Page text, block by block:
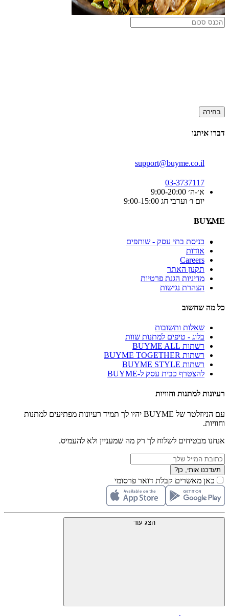
בחירה
דברו איתנו
support@buyme.co.il
03-3737117
א׳-ה׳ 9:00-20:00
יום ו׳ וערבי חג 9:00-15:00
BUYME
כניסת בתי עסק - שותפים
אודות
Careers
תקנון האתר
מדיניות הגנת פרטיות
הצהרת נגישות
כל מה שחשוב
שאלות ותשובות
בלוג - טיפים למתנות שוות
רשתות BUYME ALL
רשתות BUYME TOGETHER
רשתות BUYME STYLE
להצטרף כבית עסק ל-BUYME
רעיונות למתנות וחוויות
עם הניוזלטר של BUYME יהיו לך תמיד רעיונות מפתיעים למתנות
וחוויות.
אנחנו מבטיחים לשלוח לך רק מה שמעניין ולא להעמיס.
תעדכנו אותי, כן?
כאן מאשרים קבלת דואר פרסומי
הצג עוד